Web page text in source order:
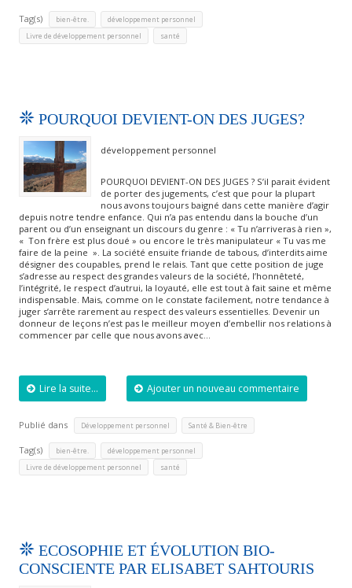
Tag(s) bien-être. développement personnel
Livre de développement personnel santé
POURQUOI DEVIENT-ON DES JUGES?
développement personnel
POURQUOI DEVIENT-ON DES JUGES ? S’il parait évident
de porter des jugements, c’est que pour la plupart
nous avons toujours baigné dans cette manière d’agir
depuis notre tendre enfance. Qui n’a pas entendu dans la bouche d’un
parent ou d’un enseignant un discours du genre : « Tu n’arriveras à rien »,
« Ton frère est plus doué » ou encore le très manipulateur « Tu vas me
faire de la peine ». La société ensuite friande de tabous, d’interdits aime
désigner des coupables, prend le relais. Tant que cette position de juge
s’adresse au respect des grandes valeurs de la société, l’honnêteté,
l’intégrité, le respect d’autrui, la loyauté, elle est tout à fait saine et même
indispensable. Mais, comme on le constate facilement, notre tendance à
juger s’arrête rarement au respect des valeurs essentielles. Devenir un
donneur de leçons n’est pas le meilleur moyen d’embellir nos relations à
commencer par celle que nous avons avec…
Lire la suite... Ajouter un nouveau commentaire
Publié dans Développement personnel Santé & Bien-être
Tag(s) bien-être. développement personnel
Livre de développement personnel santé
ECOSOPHIE ET ÉVOLUTION BIO-
CONSCIENTE PAR ELISABET SAHTOURIS